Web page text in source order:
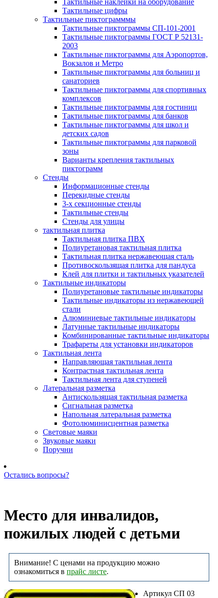
Тактильные наклейки на оборудование
Тактильные цифры
Тактильные пиктограмммы
Тактильные пиктограммы СП-101-2001
Тактильные пиктограммы ГОСТ Р 52131-
2003
Тактильные пиктограммы для Аэропортов,
Вокзалов и Метро
Тактильные пиктограммы для больниц и
санаториев
Тактильные пиктограммы для спортивных
комплексов
Тактильные пиктограммы для гостиниц
Тактильные пиктограммы для банков
Тактильные пиктограммы для школ и
детских садов
Тактильные пиктограммы для парковой
зоны
Варианты крепления тактильных
пиктограмм
Стенды
Информационные стенды
Перекидные стенды
3-х секционные стенды
Тактильные стенды
Стенды для улицы
тактильная плитка
Тактильная плитка ПВХ
Полиуретановая тактильная плитка
Тактильная плитка нержавеющая сталь
Противоскользящая плитка для пандуса
Клей для плитки и тактильных указателей
Тактильные индикаторы
Полиуретановые тактильные индикаторы
Тактильные индикаторы из нержавеющей
стали
Алюминиевые тактильные индикаторы
Латунные тактильные индикаторы
Комбинированные тактильные индикаторы
Трафареты для установки индикаторов
Тактильная лента
Направляющая тактильная лента
Контрастная тактильная лента
Тактильная лента для ступеней
Латеральная разметка
Антискользящая тактильная разметка
Сигнальная разметка
Напольная латеральная разметка
Фотолюминисцентная разметка
Световые маяки
Звуковые маяки
Поручни
Остались вопросы?
Место для инвалидов,
пожилых людей с детьми
Внимание! С ценами на продукцию можно
ознакомиться в прайс листе.
Артикул СП 03